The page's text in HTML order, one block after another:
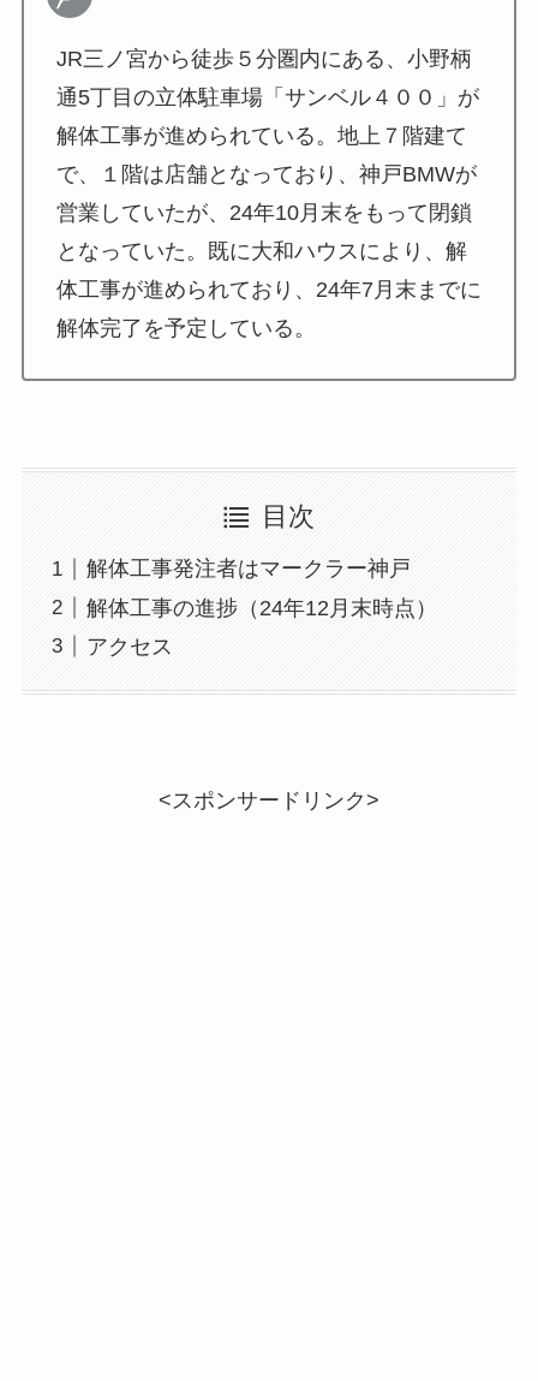
JR三ノ宮から徒歩５分圏内にある、小野柄
通5丁目の立体駐車場「サンベル４００」が
解体工事が進められている。地上７階建て
で、１階は店舗となっており、神戸BMWが
営業していたが、24年10月末をもって閉鎖
となっていた。既に大和ハウスにより、解
体工事が進められており、24年7月末までに
解体完了を予定している。
目次
解体工事発注者はマークラー神戸
解体工事の進捗（24年12月末時点）
アクセス
<スポンサードリンク>